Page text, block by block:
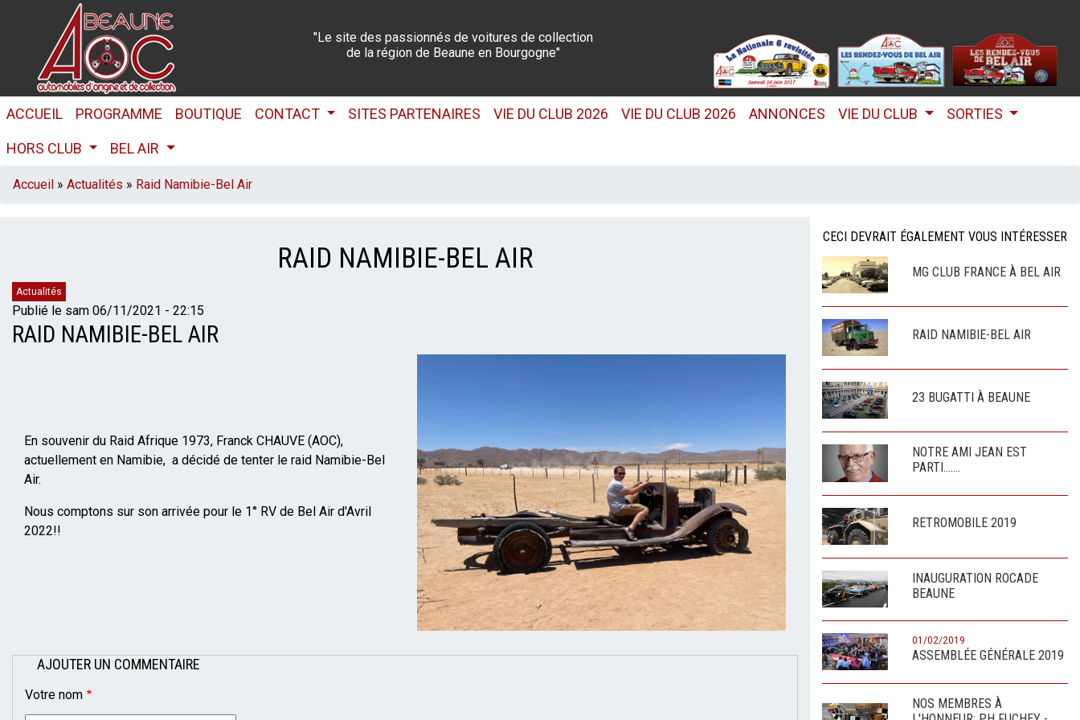
principal
"Le site des passionnés de voitures de collection
de la région de Beaune en Bourgogne"
NAVIGATION
PRINCIPALE
ACCUEIL PROGRAMME BOUTIQUE CONTACT SITES PARTENAIRES VIE DU CLUB 2026 VIE DU CLUB 2026 ANNONCES VIE DU CLUB SORTIES
HORS CLUB BEL AIR
FIL
Accueil Actualités Raid Namibie-Bel Air
RAID NAMIBIE-BEL AIR
Catégories
Actualités
Publié le sam 06/11/2021 - 22:15
RAID NAMIBIE-BEL AIR
En souvenir du Raid Afrique 1973, Franck CHAUVE (AOC),
actuellement en Namibie, a décidé de tenter le raid Namibie-Bel
Air.
Nous comptons sur son arrivée pour le 1° RV de Bel Air d'Avril
2022!!
AJOUTER UN COMMENTAIRE
Votre nom
CECI DEVRAIT ÉGALEMENT VOUS INTÉRESSER
MG CLUB FRANCE À BEL AIR
RAID NAMIBIE-BEL AIR
23 BUGATTI À BEAUNE
NOTRE AMI JEAN EST
PARTI.......
RETROMOBILE 2019
INAUGURATION ROCADE
BEAUNE
01/02/2019
ASSEMBLÉE GÉNÉRALE 2019
NOS MEMBRES À